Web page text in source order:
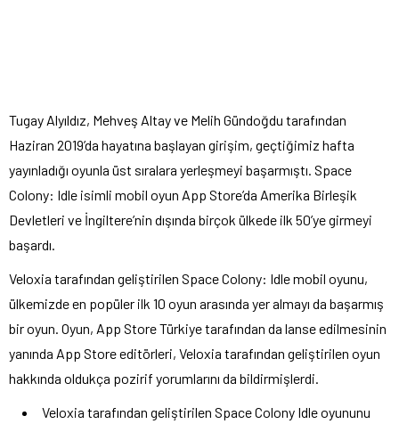
Tugay Alyıldız, Mehveş Altay ve Melih Gündoğdu tarafından
Haziran 2019’da hayatına başlayan girişim, geçtiğimiz hafta
yayınladığı oyunla üst sıralara yerleşmeyi başarmıştı. Space
Colony: Idle isimli mobil oyun App Store’da Amerika Birleşik
Devletleri ve İngiltere’nin dışında birçok ülkede ilk 50’ye girmeyi
başardı.
Veloxia tarafından geliştirilen Space Colony: Idle mobil oyunu,
ülkemizde en popüler ilk 10 oyun arasında yer almayı da başarmış
bir oyun. Oyun, App Store Türkiye tarafından da lanse edilmesinin
yanında App Store editörleri, Veloxia tarafından geliştirilen oyun
hakkında oldukça pozirif yorumlarını da bildirmişlerdi.
Veloxia tarafından geliştirilen Space Colony Idle oyununu